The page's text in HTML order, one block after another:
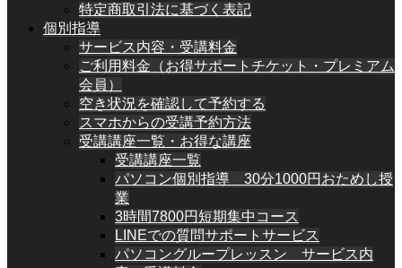
特定商取引法に基づく表記
個別指導
サービス内容・受講料金
ご利用料金（お得サポートチケット・プレミアム
会員）
空き状況を確認して予約する
スマホからの受講予約方法
受講講座一覧・お得な講座
受講講座一覧
パソコン個別指導 30分1000円おためし授
業
3時間7800円短期集中コース
LINEでの質問サポートサービス
パソコングループレッスン サービス内